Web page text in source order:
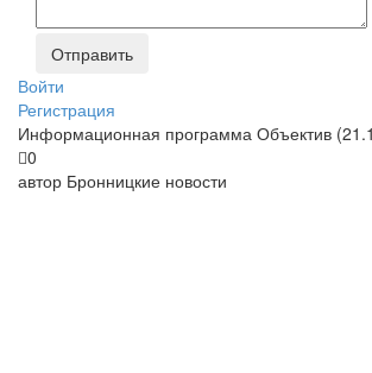
Войти
Регистрация
Информационная программа Объектив
0
автор Бронницкие новости